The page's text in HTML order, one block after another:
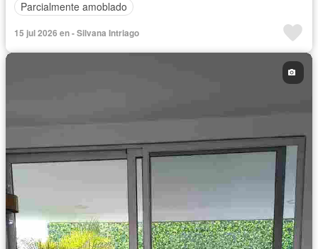
Parcialmente amoblado
15 jul 2026 en - Silvana Intriago